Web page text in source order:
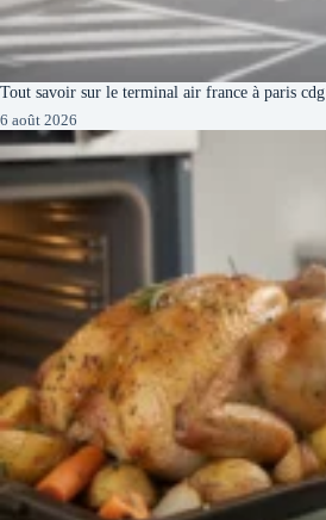
Tout savoir sur le terminal air france à paris cdg
6 août 2026